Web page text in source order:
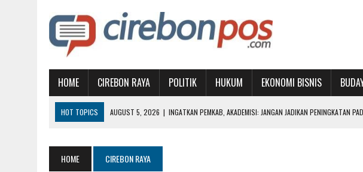
HOME CIREBON RAYA POLITIK HUKUM EKONOMI BISNIS
HOT TOPICS AUGUST 3, 2026 | GTC MEMPERIHATINKAN, PEMKOT DIDESAK AMBIL ALIH
HOME CIREBON RAYA